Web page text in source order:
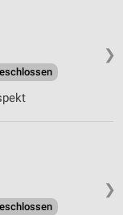
❯
❯